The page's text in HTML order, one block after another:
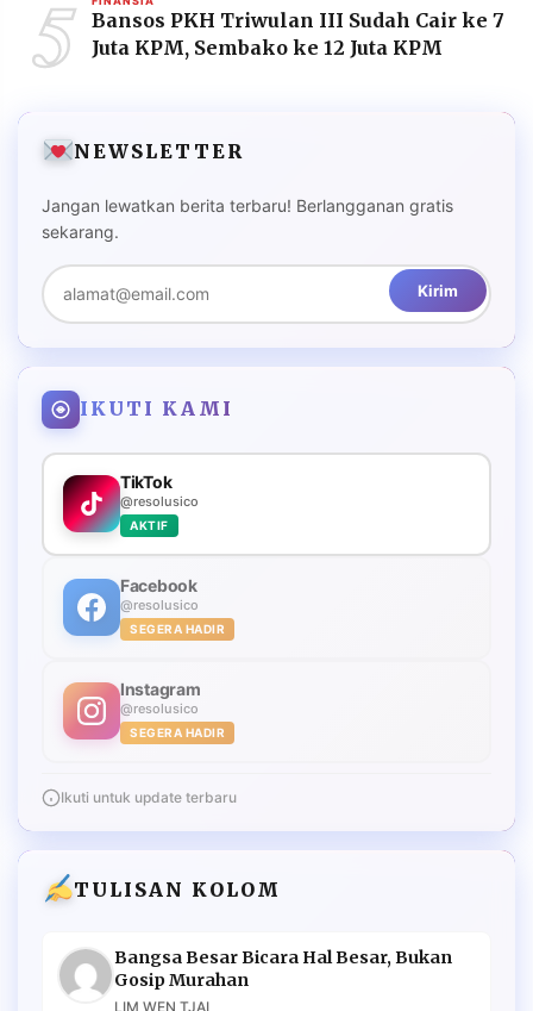
5
Bansos PKH Triwulan III Sudah Cair ke 7
Juta KPM, Sembako ke 12 Juta KPM
NEWSLETTER
Jangan lewatkan berita terbaru! Berlangganan gratis
sekarang.
Kirim
IKUTI KAMI
TikTok
@resolusico
AKTIF
Facebook
@resolusico
SEGERA HADIR
Instagram
@resolusico
SEGERA HADIR
Ikuti untuk update terbaru
TULISAN KOLOM
Bangsa Besar Bicara Hal Besar, Bukan
Gosip Murahan
LIM WEN TJAI